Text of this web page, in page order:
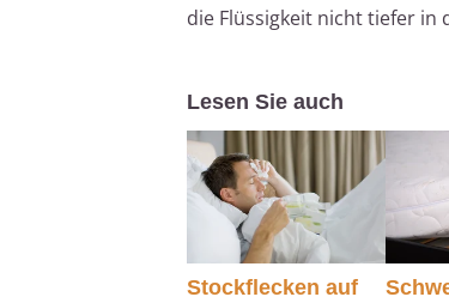
die Flüssigkeit nicht tiefer in
Lesen Sie auch
Stockflecken auf